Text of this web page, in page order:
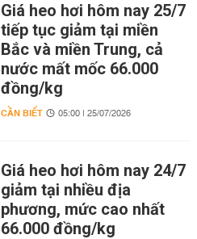
Giá heo hơi hôm nay 25/7
tiếp tục giảm tại miền
Bắc và miền Trung, cả
nước mất mốc 66.000
đồng/kg
CẦN BIẾT 05:00 | 25/07/2026
Giá heo hơi hôm nay 24/7
giảm tại nhiều địa
phương, mức cao nhất
66.000 đồng/kg